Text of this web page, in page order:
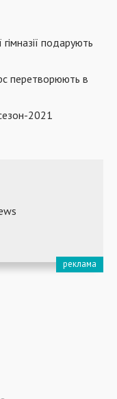
подарують
перетворюють в
2021